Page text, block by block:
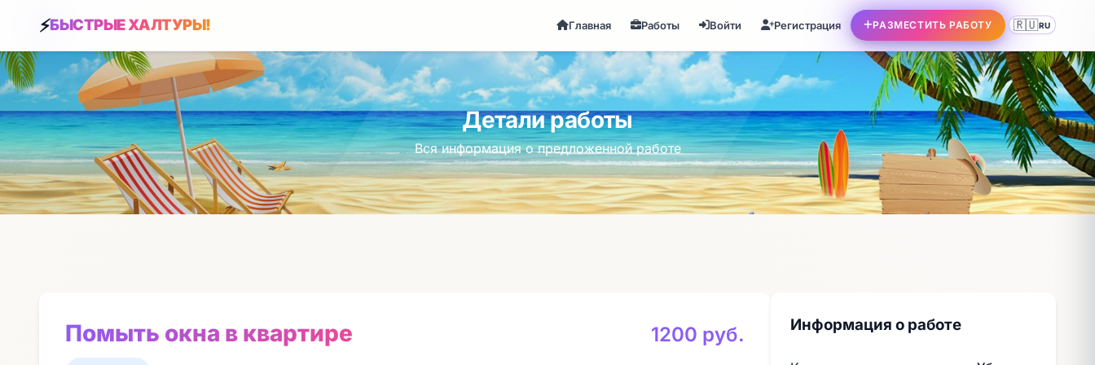
БЫСТРЫЕ ХАЛТУРЫ! Главная Работы Войти Регистрация РАЗМЕСТИТЬ РАБОТУ 🇷🇺RU
Детали работы
Вся информация о предложенной работе
Помыть окна в квартире 1200 руб. Информация о работе